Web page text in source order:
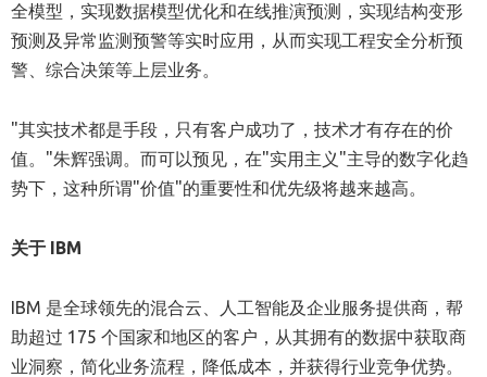
全模型，实现数据模型优化和在线推演预测，实现结构变形
预测及异常监测预警等实时应用，从而实现工程安全分析预
警、综合决策等上层业务。
"其实技术都是手段，只有客户成功了，技术才有存在的价
值。"朱辉强调。而可以预见，在"实用主义"主导的数字化趋
势下，这种所谓"价值"的重要性和优先级将越来越高。
关于 IBM
IBM 是全球领先的混合云、人工智能及企业服务提供商，帮
助超过 175 个国家和地区的客户，从其拥有的数据中获取商
业洞察，简化业务流程，降低成本，并获得行业竞争优势。